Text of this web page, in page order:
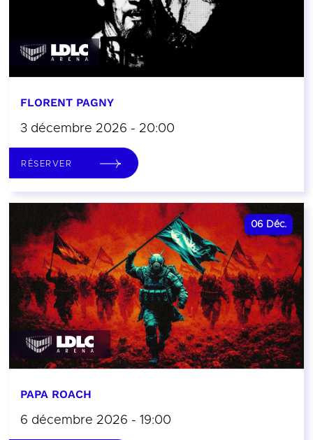
FLORENT PAGNY
3 décembre 2026 - 20:00
RÉSERVER
06 Déc.
PAPA ROACH
6 décembre 2026 - 19:00